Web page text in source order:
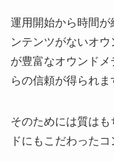
運用開始から時間
ンテンツがないオ
が豊富なオウンド
らの信頼が得られま
そのためには質は
ドにもこだわった